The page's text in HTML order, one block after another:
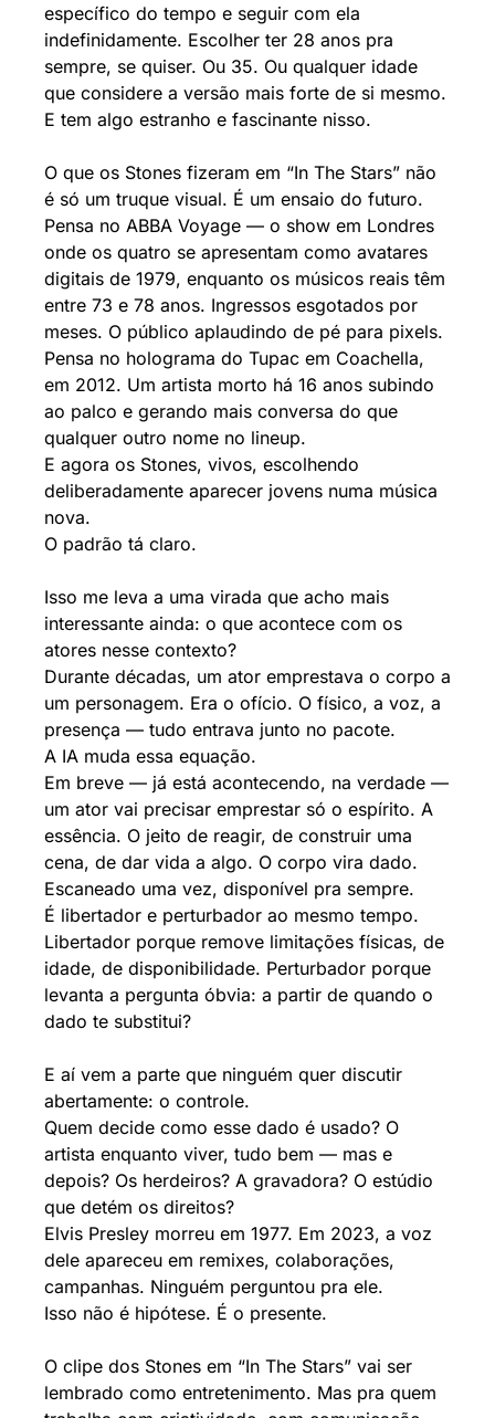
específico do tempo e seguir com ela
indefinidamente. Escolher ter 28 anos pra
sempre, se quiser. Ou 35. Ou qualquer idade
que considere a versão mais forte de si mesmo.
E tem algo estranho e fascinante nisso.
O que os Stones fizeram em “In The Stars” não
é só um truque visual. É um ensaio do futuro.
Pensa no ABBA Voyage — o show em Londres
onde os quatro se apresentam como avatares
digitais de 1979, enquanto os músicos reais têm
entre 73 e 78 anos. Ingressos esgotados por
meses. O público aplaudindo de pé para pixels.
Pensa no holograma do Tupac em Coachella,
em 2012. Um artista morto há 16 anos subindo
ao palco e gerando mais conversa do que
qualquer outro nome no lineup.
E agora os Stones, vivos, escolhendo
deliberadamente aparecer jovens numa música
nova.
O padrão tá claro.
Isso me leva a uma virada que acho mais
interessante ainda: o que acontece com os
atores nesse contexto?
Durante décadas, um ator emprestava o corpo a
um personagem. Era o ofício. O físico, a voz, a
presença — tudo entrava junto no pacote.
A IA muda essa equação.
Em breve — já está acontecendo, na verdade —
um ator vai precisar emprestar só o espírito. A
essência. O jeito de reagir, de construir uma
cena, de dar vida a algo. O corpo vira dado.
Escaneado uma vez, disponível pra sempre.
É libertador e perturbador ao mesmo tempo.
Libertador porque remove limitações físicas, de
idade, de disponibilidade. Perturbador porque
levanta a pergunta óbvia: a partir de quando o
dado te substitui?
E aí vem a parte que ninguém quer discutir
abertamente: o controle.
Quem decide como esse dado é usado? O
artista enquanto viver, tudo bem — mas e
depois? Os herdeiros? A gravadora? O estúdio
que detém os direitos?
Elvis Presley morreu em 1977. Em 2023, a voz
dele apareceu em remixes, colaborações,
campanhas. Ninguém perguntou pra ele.
Isso não é hipótese. É o presente.
O clipe dos Stones em “In The Stars” vai ser
lembrado como entretenimento. Mas pra quem